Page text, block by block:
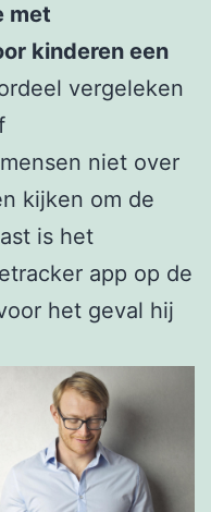
met
kinderen een
vergeleken
niet over
kijken om de
is het
app op de
het geval hij